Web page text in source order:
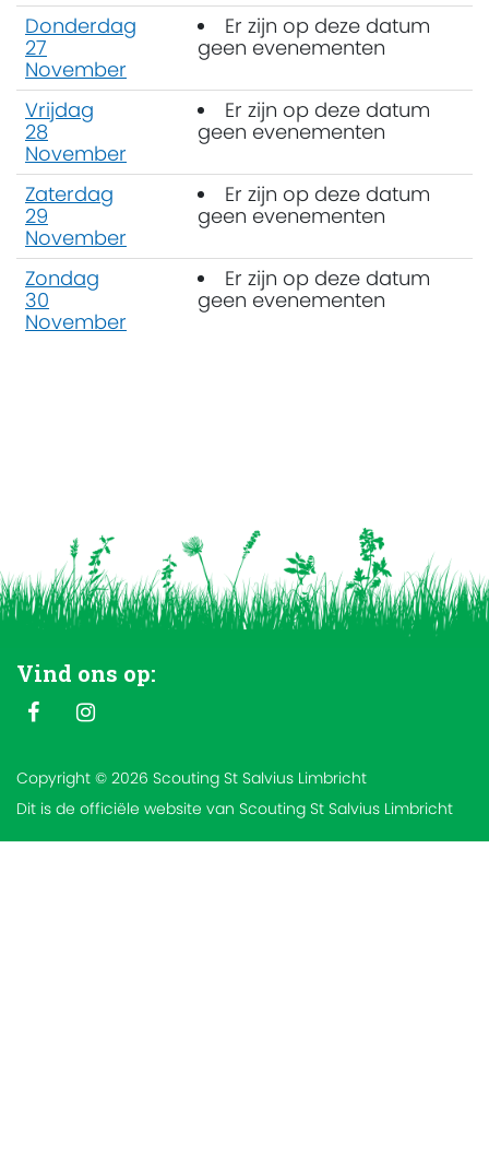
Donderdag
27
November
Er zijn op deze datum
geen evenementen
Vrijdag
28
November
Er zijn op deze datum
geen evenementen
Zaterdag
29
November
Er zijn op deze datum
geen evenementen
Zondag
30
November
Er zijn op deze datum
geen evenementen
Vind ons op:
Copyright © 2026 Scouting St Salvius Limbricht
Dit is de officiële website van Scouting St Salvius Limbricht